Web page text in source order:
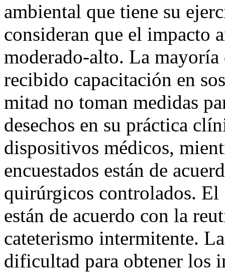
ambiental que tiene su
consideran que el impacto
moderado-alto. La
recibido capacitación en
mitad no toman medidas
desechos en su práctica
dispositivos médicos,
encuestados están de
quirúrgicos controlados.
están de acuerdo con la
cateterismo intermitente.
dificultad para obtener los